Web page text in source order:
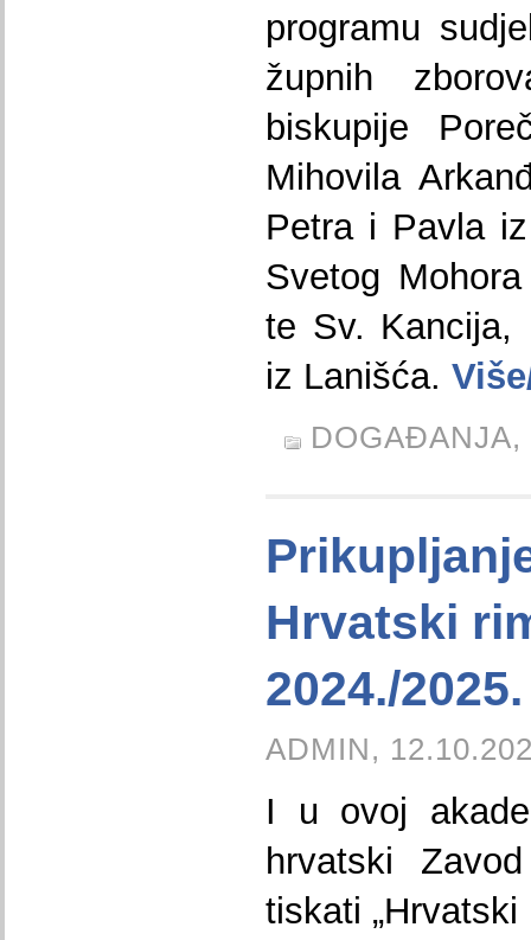
programu
župnih
biskupije
Mihovila
Petra i Pavla
Svetog
te Sv. Kancija,
iz Lanišća.
DOGAĐANJA,
Hrvatski
2024./2025.
ADMIN,
I u ovoj
hrvatski
tiskati „Hrvatski